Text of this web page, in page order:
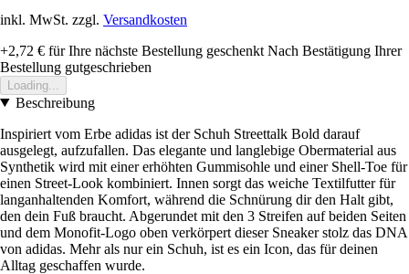
inkl. MwSt. zzgl. Versandkosten
+2,72 € für Ihre nächste Bestellung geschenkt Nach Bestätigung Ihrer
Bestellung gutgeschrieben
Loading...
Beschreibung
Inspiriert vom Erbe adidas ist der Schuh Streettalk Bold darauf
ausgelegt, aufzufallen. Das elegante und langlebige Obermaterial aus
Synthetik wird mit einer erhöhten Gummisohle und einer Shell-Toe für
einen Street-Look kombiniert. Innen sorgt das weiche Textilfutter für
langanhaltenden Komfort, während die Schnürung dir den Halt gibt,
den dein Fuß braucht. Abgerundet mit den 3 Streifen auf beiden Seiten
und dem Monofit-Logo oben verkörpert dieser Sneaker stolz das DNA
von adidas. Mehr als nur ein Schuh, ist es ein Icon, das für deinen
Alltag geschaffen wurde.